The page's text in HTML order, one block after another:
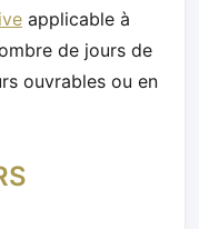
applicable à
de jours de
ouvrables ou en